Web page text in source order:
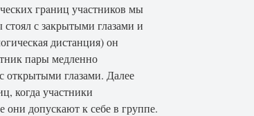
грaниц учaстников мы
с закрытыми глазами и
дистанция) он
пары медленно
открытыми глазами. Далее
когда участники
они допускают к себе в группе.